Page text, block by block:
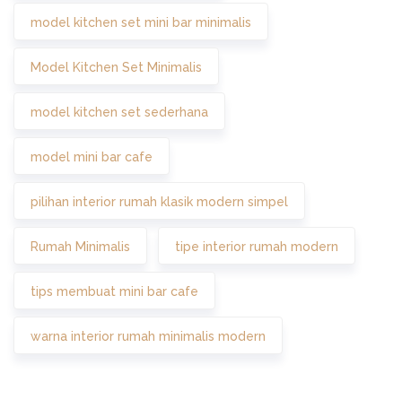
model kitchen set mini bar minimalis
Model Kitchen Set Minimalis
model kitchen set sederhana
model mini bar cafe
pilihan interior rumah klasik modern simpel
Rumah Minimalis tipe interior rumah modern
tips membuat mini bar cafe
warna interior rumah minimalis modern